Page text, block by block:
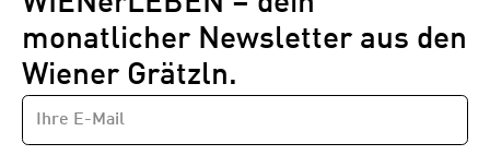
monatlicher Newsletter aus den
Wiener Grätzln.
Newsletter
E-
MAIL-
ADRESSE